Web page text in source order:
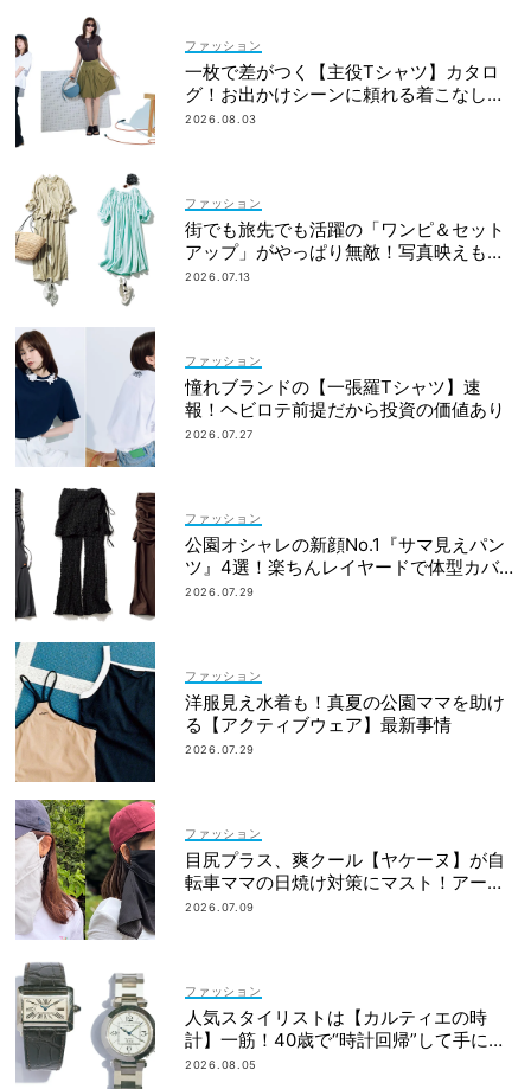
ファッション
一枚で差がつく【主役Tシャツ】カタロ
グ！お出かけシーンに頼れる着こなし実
例も
2026.08.03
ファッション
街でも旅先でも活躍の「ワンピ＆セット
アップ」がやっぱり無敵！写真映えも着
回し力も◎
2026.07.13
ファッション
憧れブランドの【一張羅Tシャツ】速
報！ヘビロテ前提だから投資の価値あり
2026.07.27
ファッション
公園オシャレの新顔No.1『サマ見えパン
ツ』4選！楽ちんレイヤードで体型カバ
ーも◎
2026.07.29
ファッション
洋服見え水着も！真夏の公園ママを助け
る【アクティブウェア】最新事情
2026.07.29
ファッション
目尻プラス、爽クール【ヤケーヌ】が自
転車ママの日焼け対策にマスト！アーム
カバーの愛用者も
2026.07.09
ファッション
人気スタイリストは【カルティエの時
計】一筋！40歳で“時計回帰”して手に入
れた名品は？
2026.08.05